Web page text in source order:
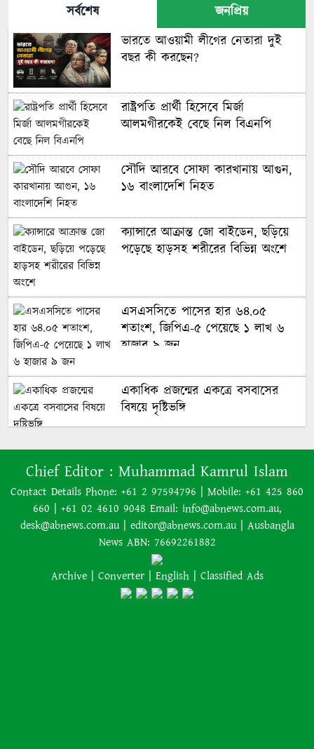
মরক্কোকে হারিয়ে সেমিফাইনালে ফ্রান্স
নকআউটে মেসি-সালাহ দ্বৈরথ
বাংলাদেশের নারী ফুটবলারদের অদৃশ্য
লড়াই, শিরোপা জিতেও অবহেলিত
মায়ের পথ ধরে বিশ্বকাপে ছেলে,
গড়লেন ইতিহাস
ইনফান্তিনো বিশ্বকাপ বিক্রি করে
দিয়েছেন: লাম
পানামার বিদায়
কার হাতে উঠবে বিশ্বকাপ, জানাল
অক্টোপাস পলের উত্তরসূরিরা
অস্ট্রেলিয়াকে ২-০ গোলে হারিয়েছে
যুক্তরাষ্ট্র
সর্বশেষ
জনপ্রিয়
ভারতে আওয়ামী লীগের নেতারা দুই
বছর কী করছেন?
রাষ্ট্রপতি প্রার্থী হিসেবে মির্জা
আলমগীরকেই বেছে নিল বিএনপি
সৌদি আরবে সোফা কারখানায় আগুন,
১৬ বাংলাদেশি নিহত
ক্যান্সারে আক্রান্ত জো বাইডেন, ছড়িয়ে
পড়েছে হাড়সহ শরীরের বিভিন্ন অংশে
এসএসসিতে পাসের হার ৬৪.০৫
শতাংশ, জিপিএ-৫ পেয়েছে ১ লাখ ৬
হাজার ৯ জন
একাধিক প্রজন্মের একত্রে বসবাসের
বিষয়ে দৃষ্টিভঙ্গি
নিজ প্রজন্মের পর প্রজন্মের বসবাসের
জন্য এক অস্ট্রেলীয় পরিবার গোল্ড
কোস্টে সাড়ে সাত একরের একটি
বিশাল আবাসন ‘কম্পাউন্ড’ কিনেছে
হাসিনার নির্দেশে সালাহউদ্দিন
আহমদকে গুম করা হয়: তদন্ত সংস্থা
Chief Editor : Muhammad Kamrul Islam
Contact Details Phone: +61 2 97594796 | Mobile: +61 425 860
660 | +61 02 4610 9048 Email: info@abnews.com.au,
desk@abnews.com.au | editor@abnews.com.au | Ausbangla
News ABN: 76692261882
Archive | Converter | English | Classified Ads